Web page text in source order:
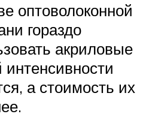
оптоволоконной
гораздо
акриловые
а стоимость их